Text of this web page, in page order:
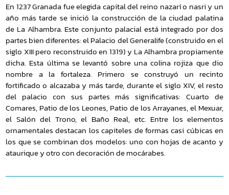
En 1237 Granada fue elegida capital del reino nazarí o nasri y un
año más tarde se inició la construcción de la ciudad palatina
de La Alhambra. Este conjunto palacial está integrado por dos
partes bien diferentes: el Palacio del Generalife (construido en el
siglo XIII pero reconstruido en 1319) y La Alhambra propiamente
dicha. Esta última se levantó sobre una colina rojiza que dio
nombre a la fortaleza. Primero se construyó un recinto
fortificado o alcazaba y más tarde, durante el siglo XIV, el resto
del palacio con sus partes más significativas: Cuarto de
Comares, Patio de los Leones, Patio de los Arrayanes, el Mexuar,
el Salón del Trono, el Baño Real, etc. Entre los elementos
ornamentales destacan los capiteles de formas casi cúbicas en
los que se combinan dos modelos: uno con hojas de acanto y
ataurique y otro con decoración de mocárabes.